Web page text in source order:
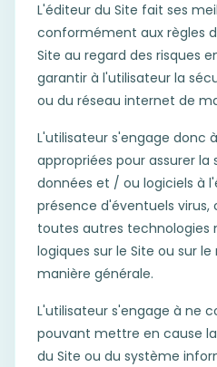
L'éditeur du Site fait ses
conformément aux règles
Site au regard des risques
garantir à l'utilisateur la
ou du réseau internet de
L'utilisateur s'engage donc
appropriées pour assurer la
données et / ou logiciels à
présence d'éventuels virus,
toutes autres technologies
logiques sur le Site ou sur
manière générale.
L'utilisateur s'engage à ne
pouvant mettre en cause
du Site ou du système